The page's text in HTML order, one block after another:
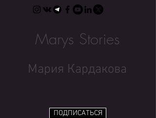
Marys Stories
Мария Кардакова
ПОДПИСАТЬСЯ